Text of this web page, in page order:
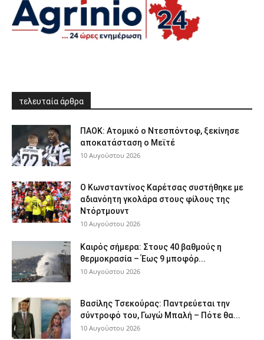
τελευταία άρθρα
ΠΑΟΚ: Ατομικό ο Ντεσπόντοφ, ξεκίνησε
αποκατάσταση ο Μεϊτέ
10 Αυγούστου 2026
Ο Κωνσταντίνος Καρέτσας συστήθηκε με
αδιανόητη γκολάρα στους φίλους της
Ντόρτμουντ
10 Αυγούστου 2026
Καιρός σήμερα: Στους 40 βαθμούς η
θερμοκρασία – Έως 9 μποφόρ...
10 Αυγούστου 2026
Βασίλης Τσεκούρας: Παντρεύεται την
σύντροφό του, Γωγώ Μπαλή – Πότε θα...
10 Αυγούστου 2026